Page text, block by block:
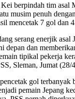
berpindah tim asal
musim penuh
mencetak 7 gol dan 4
serang enerjik asal
depan dan
tipikal pekerja
Sleman, Jumat (28/
gol terbanyak
pemain Jepang